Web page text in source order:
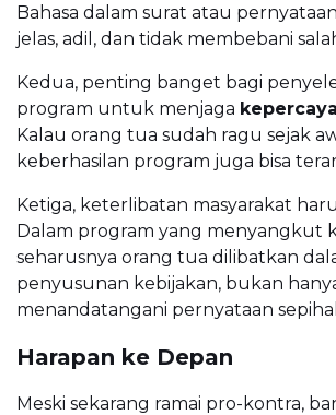
Bahasa dalam surat atau
jelas, adil, dan tidak membebani
Kedua, penting banget bagi
program untuk menjaga
Kalau orang tua sudah ragu sejak
keberhasilan program juga bisa
Ketiga, keterlibatan masyarakat
Dalam program yang menyangkut
seharusnya orang tua dilibatkan
penyusunan kebijakan, bukan
menandatangani pernyataan
Harapan ke Depan
Meski sekarang ramai pro-kontra,